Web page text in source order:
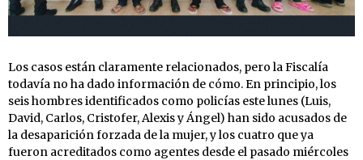
Los casos están claramente relacionados, pero la Fiscalía
todavía no ha dado información de cómo. En principio, los
seis hombres identificados como policías este lunes (Luis,
David, Carlos, Cristofer, Alexis y Ángel) han sido acusados de
la desaparición forzada de la mujer, y los cuatro que ya
fueron acreditados como agentes desde el pasado miércoles